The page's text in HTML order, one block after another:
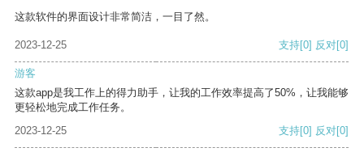
这款软件的界面设计非常简洁，一目了然。
2023-12-25 支持[0] 反对[0]
游客
这款app是我工作上的得力助手，让我的工作效率提高了50%，让我能够
更轻松地完成工作任务。
2023-12-25
支持[0] 反对[0]